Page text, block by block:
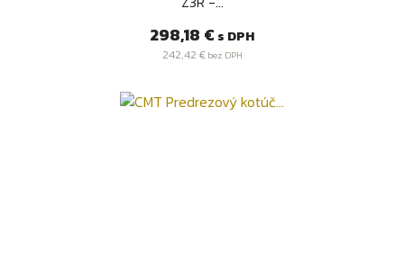
Cena
298,18 € s DPH
242,42 €bez DPH